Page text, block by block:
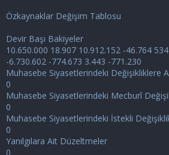
Özkaynaklar Değişim Tablosu
Devir Başı Bakiyeler
10.650.000 18.907 10.912.152 -46.764
-6.730.602 -774.673 3.443 -771.230
Muhasebe Siyasetlerindeki Değişikliklere
0
Muhasebe Siyasetlerindeki Mecburî
0
Muhasebe Siyasetlerindeki İstekli
0
Yanılgılara Ait Düzeltmeler
0